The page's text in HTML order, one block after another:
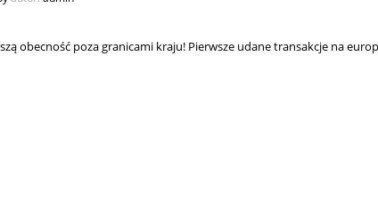
obecność poza granicami kraju! Pierwsze udane transakcje na